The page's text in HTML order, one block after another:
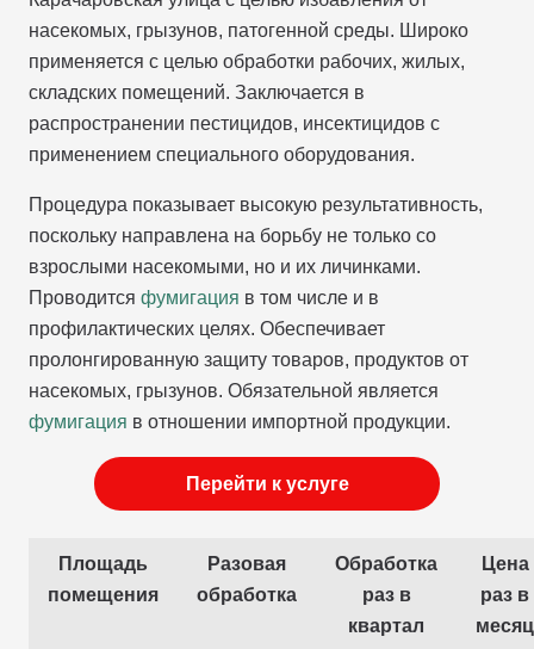
насекомых, грызунов, патогенной среды. Широко
применяется с целью обработки рабочих, жилых,
складских помещений. Заключается в
распространении пестицидов, инсектицидов с
применением специального оборудования.
Процедура показывает высокую результативность,
поскольку направлена на борьбу не только со
взрослыми насекомыми, но и их личинками.
Проводится фумигация в том числе и в
профилактических целях. Обеспечивает
пролонгированную защиту товаров, продуктов от
насекомых, грызунов. Обязательной является
фумигация в отношении импортной продукции.
Перейти к услуге
Площадь
помещения
Разовая
обработка
Обработка
раз в
квартал
Цена
раз в
месяц